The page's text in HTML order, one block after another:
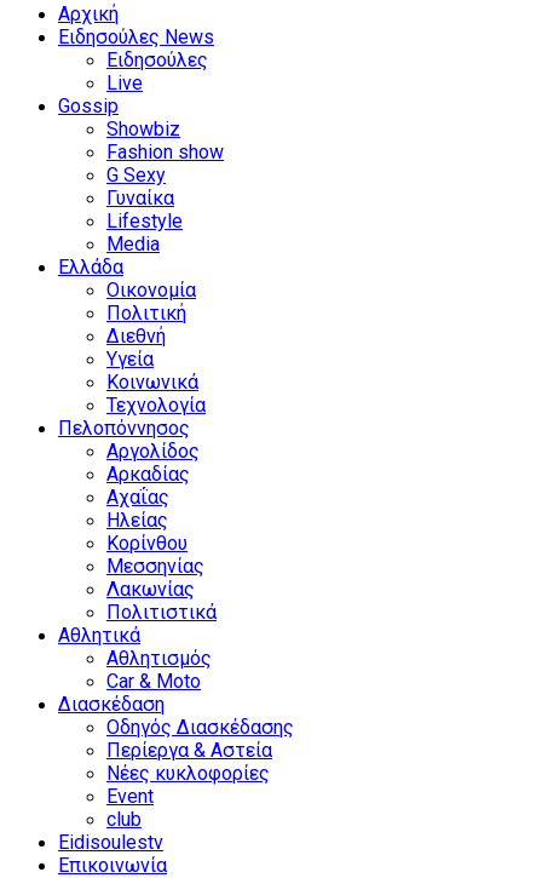
Αρχική
Ειδησούλες News
Ειδησούλες
Live
Gossip
Showbiz
Fashion show
G Sexy
Γυναίκα
Lifestyle
Media
Ελλάδα
Οικονομία
Πολιτική
Διεθνή
Υγεία
Κοινωνικά
Τεχνολογία
Πελοπόννησος
Αργολίδος
Αρκαδίας
Αχαΐας
Ηλείας
Κορίνθου
Μεσσηνίας
Λακωνίας
Πολιτιστικά
Αθλητικά
Αθλητισμός
Car & Moto
Διασκέδαση
Οδηγός Διασκέδασης
Περίεργα & Αστεία
Νέες κυκλοφορίες
Event
club
Eidisoulestv
Επικοινωνία